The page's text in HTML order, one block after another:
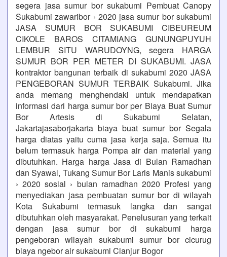
segera jasa sumur bor sukabumi Pembuat Canopy
Sukabumi zawaribor › 2020 jasa sumur bor sukabumi
JASA SUMUR BOR SUKABUMI CIBEUREUM
CIKOLE BAROS CITAMIANG GUNUNGPUYUH
LEMBUR SITU WARUDOYNG, segera HARGA
SUMUR BOR PER METER DI SUKABUMI. JASA
kontraktor bangunan terbaik di sukabumi 2020 JASA
PENGEBORAN SUMUR TERBAIK Sukabumi. Jika
anda memang menghendaki untuk mendapatkan
informasi dari harga sumur bor per Biaya Buat Sumur
Bor Artesis di Sukabumi Selatan,
Jakartajasaborjakarta biaya buat sumur bor Segala
harga diatas yaitu cuma jasa kerja saja. Semua itu
belum termasuk harga Pompa air dan material yang
dibutuhkan. Harga harga Jasa di Bulan Ramadhan
dan Syawal, Tukang Sumur Bor Laris Manis sukabumi
› 2020 sosial › bulan ramadhan 2020 Profesi yang
menyediakan jasa pembuatan sumur bor di wilayah
Kota Sukabumi termasuk langka dan sangat
dibutuhkan oleh masyarakat. Penelusuran yang terkait
dengan jasa sumur bor di sukabumi harga
pengeboran wilayah sukabumi sumur bor cicurug
biaya ngebor air sukabumi Cianjur Bogor